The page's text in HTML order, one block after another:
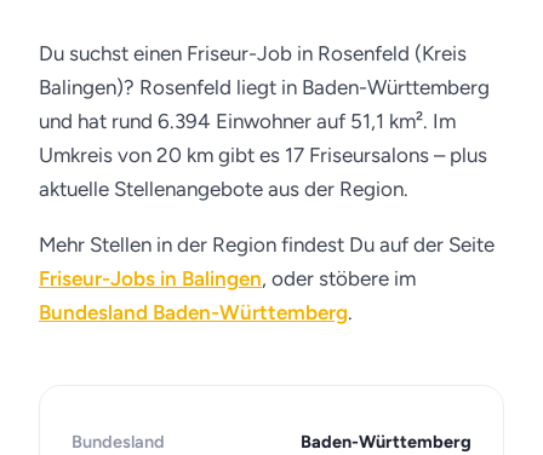
Du suchst einen Friseur-Job in Rosenfeld (Kreis
Balingen)? Rosenfeld liegt in Baden-Württemberg
und hat rund 6.394 Einwohner auf 51,1 km². Im
Umkreis von 20 km gibt es 17 Friseursalons – plus
aktuelle Stellenangebote aus der Region.
Mehr Stellen in der Region findest Du auf der Seite
Friseur-Jobs in Balingen, oder stöbere im
Bundesland Baden-Württemberg.
Bundesland Baden-Württemberg